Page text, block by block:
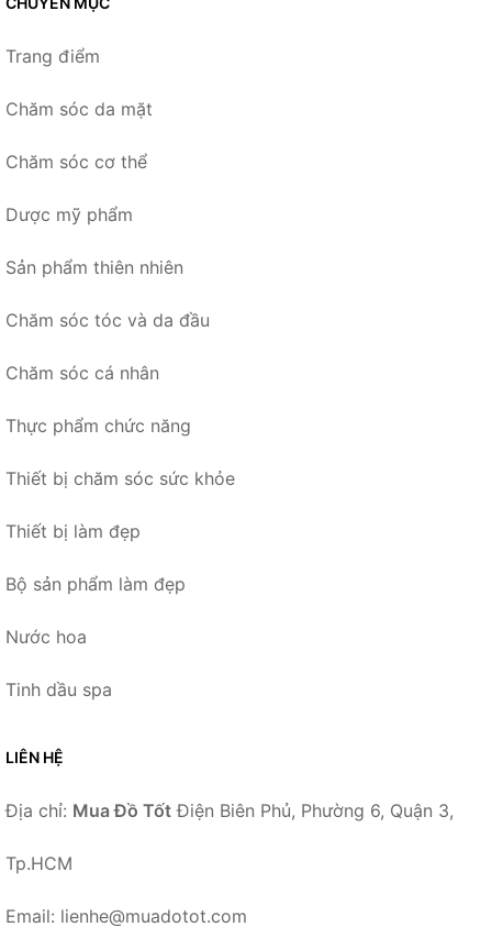
Trang điểm
Chăm sóc da mặt
Chăm sóc cơ thể
Dược mỹ phẩm
Sản phẩm thiên nhiên
Chăm sóc tóc và da đầu
Chăm sóc cá nhân
Thực phẩm chức năng
Thiết bị chăm sóc sức khỏe
Thiết bị làm đẹp
Bộ sản phẩm làm đẹp
Nước hoa
Tinh dầu spa
LIÊN HỆ
Địa chỉ: Mua Đồ Tốt Điện Biên Phủ, Phường 6, Quận 3,
Tp.HCM
Email: lienhe@muadotot.com